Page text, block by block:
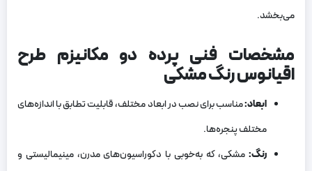
می‌بخشد.
مشخصات فنی پرده دو مکانیزم طرح
اقیانوس رنگ مشکی
ابعاد:مناسب برای نصب در ابعاد مختلف، قابلیت تطابق با اندازه‌های
مختلف پنجره‌ها.
رنگ: مشکی، که به‌خوبی با دکوراسیون‌های مدرن، مینیمالیستی و